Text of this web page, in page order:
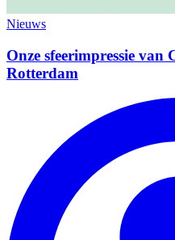
Nieuws
Onze sfeerimpressie
Rotterdam